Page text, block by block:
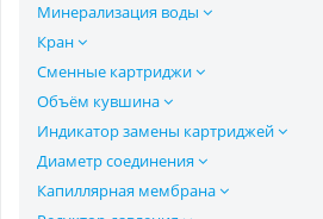
Минерализация воды
Кран
Сменные картриджи
Объём кувшина
Индикатор замены картриджей
Диаметр соединения
Капиллярная мембрана